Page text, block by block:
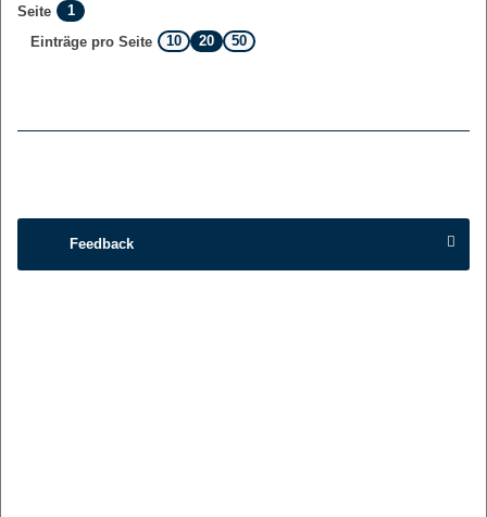
Seite
1
Einträge pro Seite
10 20 50
Feedback